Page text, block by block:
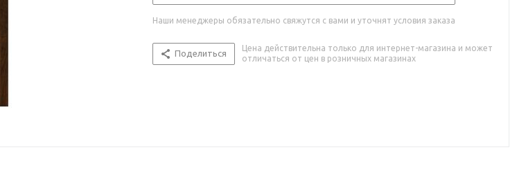
Наши менеджеры обязательно свяжутся с вами и уточнят условия заказа
Поделиться
Цена действительна только для интернет-магазина и может
отличаться от цен в розничных магазинах